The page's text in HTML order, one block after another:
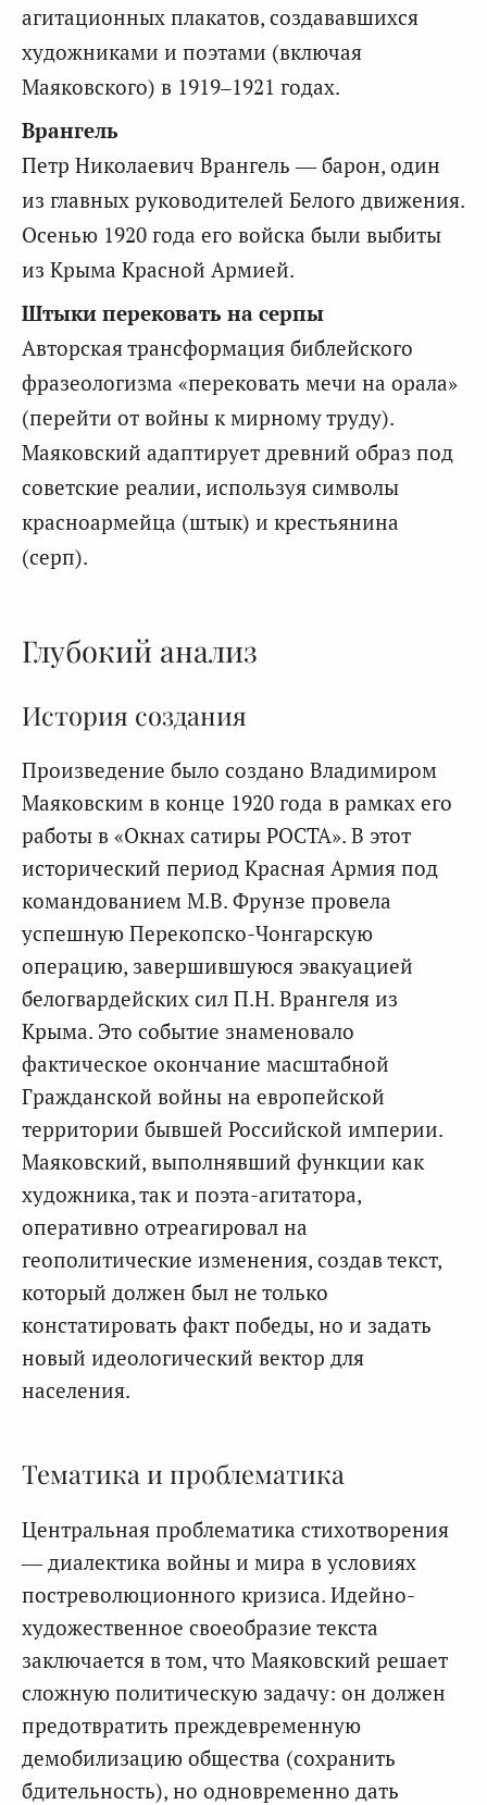
агитационных плакатов, создававшихся
художниками и поэтами (включая
Маяковского) в 1919–1921 годах.
Врангель
Петр Николаевич Врангель — барон, один
из главных руководителей Белого движения.
Осенью 1920 года его войска были выбиты
из Крыма Красной Армией.
Штыки перековать на серпы
Авторская трансформация библейского
фразеологизма «перековать мечи на орала»
(перейти от войны к мирному труду).
Маяковский адаптирует древний образ под
советские реалии, используя символы
красноармейца (штык) и крестьянина
(серп).
Глубокий анализ
История создания
Произведение было создано Владимиром
Маяковским в конце 1920 года в рамках его
работы в «Окнах сатиры РОСТА». В этот
исторический период Красная Армия под
командованием М.В. Фрунзе провела
успешную Перекопско-Чонгарскую
операцию, завершившуюся эвакуацией
белогвардейских сил П.Н. Врангеля из
Крыма. Это событие знаменовало
фактическое окончание масштабной
Гражданской войны на европейской
территории бывшей Российской империи.
Маяковский, выполнявший функции как
художника, так и поэта-агитатора,
оперативно отреагировал на
геополитические изменения, создав текст,
который должен был не только
констатировать факт победы, но и задать
новый идеологический вектор для
населения.
Тематика и проблематика
Центральная проблематика стихотворения
— диалектика войны и мира в условиях
постреволюционного кризиса. Идейно-
художественное своеобразие текста
заключается в том, что Маяковский решает
сложную политическую задачу: он должен
предотвратить преждевременную
демобилизацию общества (сохранить
бдительность), но одновременно дать